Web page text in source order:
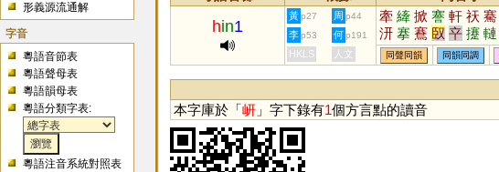
形義源流通解
字音
粵語音節表
粵語聲母表
粵語韻母表
粵語分類字表:
粵語注音系統對照表
hin1
黃 p27 周 p44 牽 縴 掀 謇 軒 祆 騫
汧 搴 鶱 臤 䇂 攓 轋
挳 佡 仚 掔 攐 褰 嘕
李 p53 何 p191
HKLS 人文 同聲同韻 同韻同調
本字庫於「岍」字下錄有1個方言點的讀音